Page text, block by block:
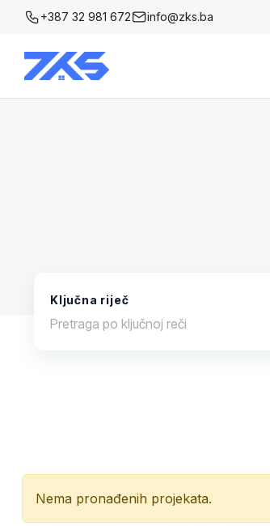
+387 32 981 672 info@zks.ba
Ključna riječ
Nema pronađenih projekata.